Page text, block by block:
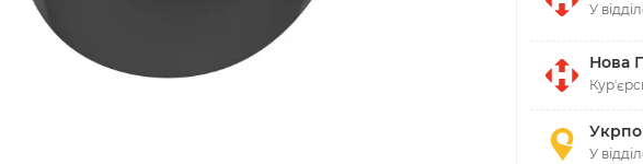
У
Нова
У